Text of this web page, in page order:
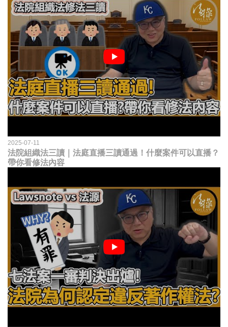
2025-07-11
法院組織法三讀｜法庭直播三讀通過！什麼案件可以直播？
帶你看修法內容